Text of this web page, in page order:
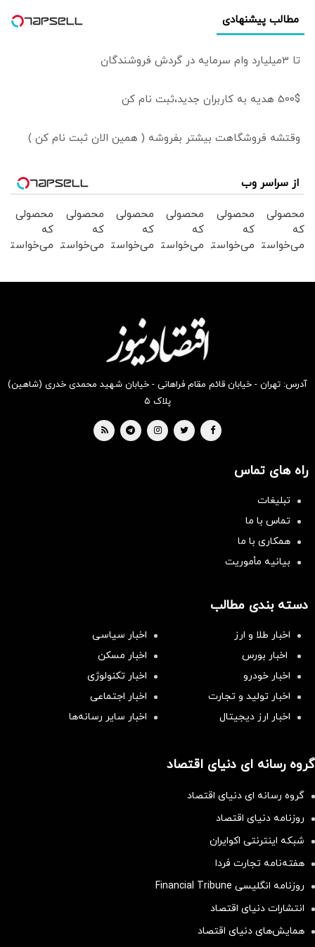
مطالب پیشنهادی
تا 3میلیارد وام سرمایه در گردش فروشندگان
500$ هدیه به کاربران جدید،ثبت نام کن
وقتشه فروشگاهت بیشتر بفروشه ( همین الان ثبت نام کن )
از سراسر وب
محصولی
که
می‌خواستی
محصولی
که
می‌خواستی
محصولی
که
می‌خواستی
بخر !
محصولی
که
می‌خواستی
بخر !
محصولی
که
می‌خواستی
محصولی
که
می‌خواستی
آدرس: تهران - خیابان قائم مقام فراهانی - خیابان شهید محمدی خدری (شاهین)
پلاک ۵
راه های تماس
تبلیغات
تماس با ما
همکاری با ما
بیانیه مأموریت
دسته بندی مطالب
اخبار طلا و ارز
اخبار سیاسی
اخبار بورس
اخبار مسکن
اخبار خودرو
اخبار تکنولوژی
اخبار تولید و تجارت
اخبار اجتماعی
اخبار ارز دیجیتال
اخبار سایر رسانه‌‌ها
گروه رسانه ای دنیای اقتصاد
گروه رسانه ای دنیای اقتصاد
روزنامه دنیای اقتصاد
شبکه اینترنتی اکوایران
هفته‌نامه تجارت فردا
روزنامه انگلیسی Financial Tribune
انتشارات دنیای اقتصاد
همایش‌های دنیای اقتصاد